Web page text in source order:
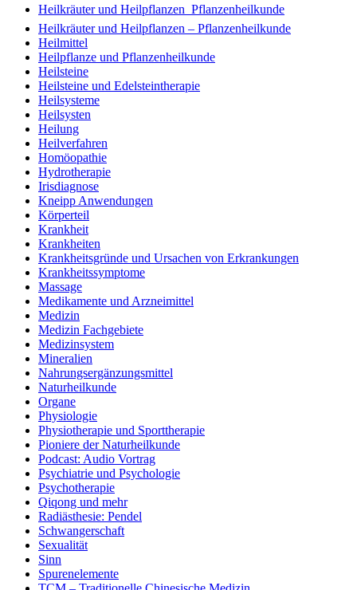
Heilkräuter und Heilpflanzen  Pflanzenheilkunde
Heilkräuter und Heilpflanzen – Pflanzenheilkunde
Heilmittel
Heilpflanze und Pflanzenheilkunde
Heilsteine
Heilsteine und Edelsteintherapie
Heilsysteme
Heilsysten
Heilung
Heilverfahren
Homöopathie
Hydrotherapie
Irisdiagnose
Kneipp Anwendungen
Körperteil
Krankheit
Krankheiten
Krankheitsgründe und Ursachen von Erkrankungen
Krankheitssymptome
Massage
Medikamente und Arzneimittel
Medizin
Medizin Fachgebiete
Medizinsystem
Mineralien
Nahrungsergänzungsmittel
Naturheilkunde
Organe
Physiologie
Physiotherapie und Sporttherapie
Pioniere der Naturheilkunde
Podcast: Audio Vortrag
Psychiatrie und Psychologie
Psychotherapie
Qiqong und mehr
Radiästhesie: Pendel
Schwangerschaft
Sexualität
Sinn
Spurenelemente